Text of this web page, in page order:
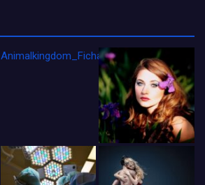
Animalkingdom_FichaCine